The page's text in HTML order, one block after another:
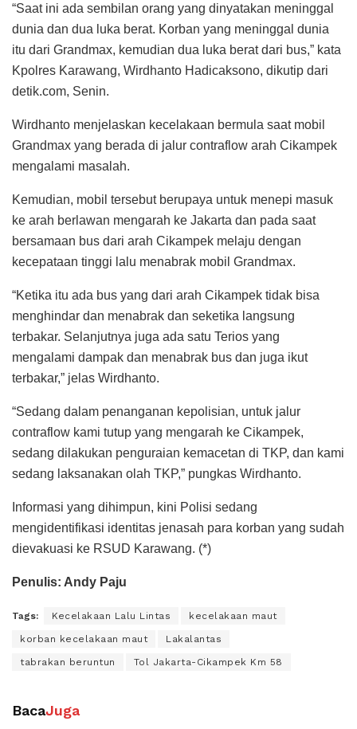
“Saat ini ada sembilan orang yang dinyatakan meninggal
dunia dan dua luka berat. Korban yang meninggal dunia
itu dari Grandmax, kemudian dua luka berat dari bus,” kata
Kpolres Karawang, Wirdhanto Hadicaksono, dikutip dari
detik.com, Senin.
Wirdhanto menjelaskan kecelakaan bermula saat mobil
Grandmax yang berada di jalur contraflow arah Cikampek
mengalami masalah.
Kemudian, mobil tersebut berupaya untuk menepi masuk
ke arah berlawan mengarah ke Jakarta dan pada saat
bersamaan bus dari arah Cikampek melaju dengan
kecepataan tinggi lalu menabrak mobil Grandmax.
“Ketika itu ada bus yang dari arah Cikampek tidak bisa
menghindar dan menabrak dan seketika langsung
terbakar. Selanjutnya juga ada satu Terios yang
mengalami dampak dan menabrak bus dan juga ikut
terbakar,” jelas Wirdhanto.
“Sedang dalam penanganan kepolisian, untuk jalur
contraflow kami tutup yang mengarah ke Cikampek,
sedang dilakukan penguraian kemacetan di TKP, dan kami
sedang laksanakan olah TKP,” pungkas Wirdhanto.
Informasi yang dihimpun, kini Polisi sedang
mengidentifikasi identitas jenasah para korban yang sudah
dievakuasi ke RSUD Karawang. (*)
Penulis: Andy Paju
Tags: Kecelakaan Lalu Lintas kecelakaan maut
korban kecelakaan maut Lakalantas
tabrakan beruntun Tol Jakarta-Cikampek Km 58
BacaJuga